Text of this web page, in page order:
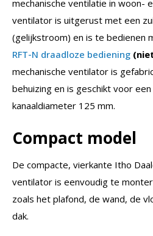
mechanische ventilatie in woon-
ventilator is uitgerust met een
(gelijkstroom) en is te bedienen
RFT-N draadloze bediening
mechanische ventilator is
behuizing en is geschikt voor
kanaaldiameter 125 mm.
Compact model
De compacte, vierkante Itho
ventilator is eenvoudig te
zoals het plafond, de wand, de
dak.